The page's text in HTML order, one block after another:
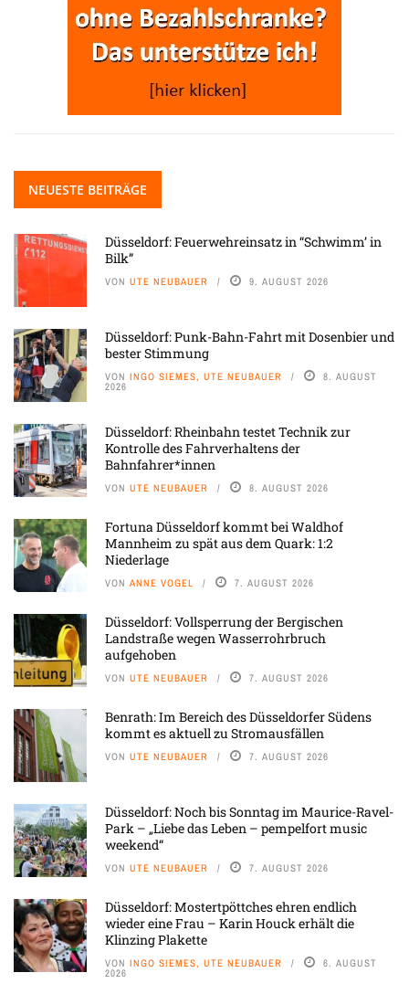
NEUESTE BEITRÄGE
Düsseldorf: Feuerwehreinsatz in “Schwimm’ in
Bilk”
VON UTE NEUBAUER 9. AUGUST 2026
Düsseldorf: Punk-Bahn-Fahrt mit Dosenbier und
bester Stimmung
VON INGO SIEMES, UTE NEUBAUER 8. AUGUST
2026
Düsseldorf: Rheinbahn testet Technik zur
Kontrolle des Fahrverhaltens der
Bahnfahrer*innen
VON UTE NEUBAUER 8. AUGUST 2026
Fortuna Düsseldorf kommt bei Waldhof
Mannheim zu spät aus dem Quark: 1:2
Niederlage
VON ANNE VOGEL 7. AUGUST 2026
Düsseldorf: Vollsperrung der Bergischen
Landstraße wegen Wasserrohrbruch
aufgehoben
VON UTE NEUBAUER 7. AUGUST 2026
Benrath: Im Bereich des Düsseldorfer Südens
kommt es aktuell zu Stromausfällen
VON UTE NEUBAUER 7. AUGUST 2026
Düsseldorf: Noch bis Sonntag im Maurice-Ravel-
Park – „Liebe das Leben – pempelfort music
weekend“
VON UTE NEUBAUER 7. AUGUST 2026
Düsseldorf: Mostertpöttches ehren endlich
wieder eine Frau – Karin Houck erhält die
Klinzing Plakette
VON INGO SIEMES, UTE NEUBAUER 6. AUGUST
2026